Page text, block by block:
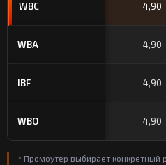
WBC 4,90
WBA 4,90
IBF 4,90
WBO 4,90
* Промоутер выбирает конкретный